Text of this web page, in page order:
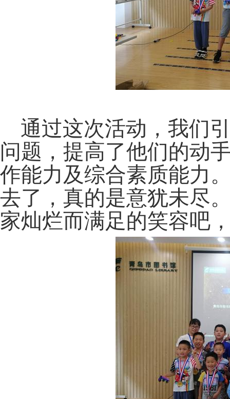
通过这次活动，我们
问题，提高了他们的动
作能力及综合素质能力
去了，真的是意犹未尽
家灿烂而满足的笑容吧